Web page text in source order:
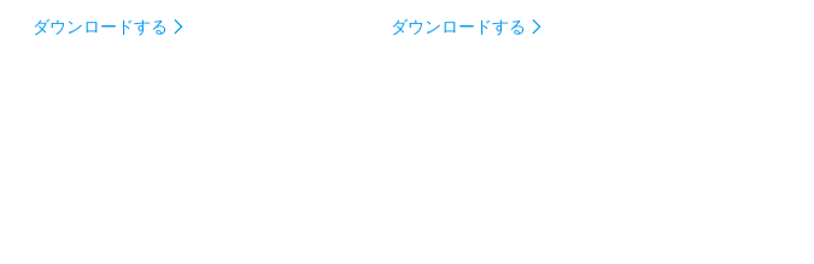
ダウンロードする ダウンロードする